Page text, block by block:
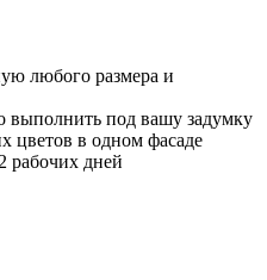
любого размера и
выполнить под вашу задумку
цветов в одном фасаде
рабочих дней